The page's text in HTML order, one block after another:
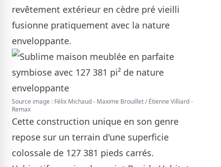
revêtement extérieur en cèdre pré vieilli
fusionne pratiquement avec la nature
enveloppante.
Source image : Félix Michaud - Maxime Brouillet / Étienne Villiard -
Remax
Cette construction unique en son genre
repose sur un terrain d'une superficie
colossale de 127 381 pieds carrés.